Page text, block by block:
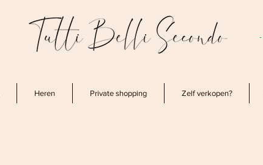
Heren Private shopping Zelf verkopen?